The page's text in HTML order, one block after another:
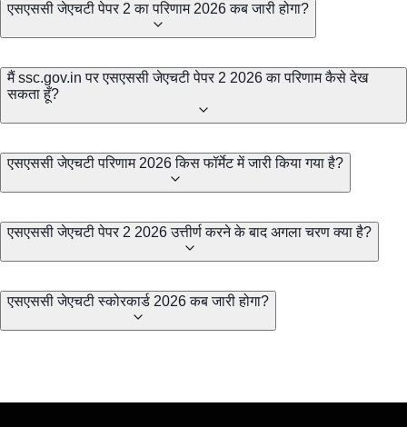
एसएससी जेएचटी पेपर 2 का परिणाम 2026 कब जारी होगा?
मैं ssc.gov.in पर एसएससी जेएचटी पेपर 2 2026 का परिणाम कैसे देख
सकता हूँ?
एसएससी जेएचटी परिणाम 2026 किस फॉर्मेट में जारी किया गया है?
एसएससी जेएचटी पेपर 2 2026 उत्तीर्ण करने के बाद अगला चरण क्या है?
एसएससी जेएचटी स्कोरकार्ड 2026 कब जारी होगा?